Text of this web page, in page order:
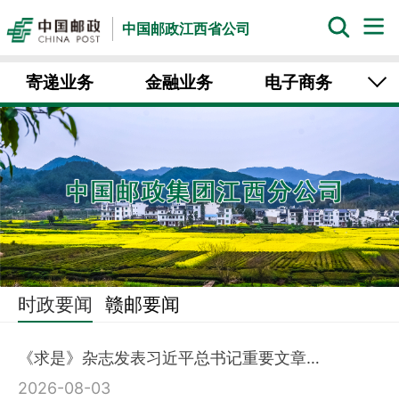
中国邮政江西省公司
寄递业务 金融业务
电子商务
集邮文传
时政要闻 赣邮要闻
《求是》杂志发表习近平总书记重要文章…
2026-08-03